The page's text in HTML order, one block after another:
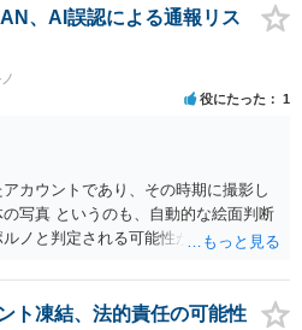
、AI誤認による通報リス
役にたった 1
カウントであり、その時期に撮影し
写真 というのも、自動的な絵面判断
ノと判定される可能性があります。
ト凍結、法的責任の可能性